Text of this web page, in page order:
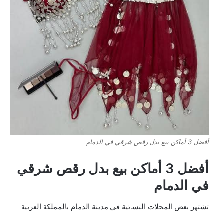
أفضل 3 أماكن بيع بدل رقص شرقي في الدمام
أفضل 3 أماكن بيع بدل رقص شرقي
في الدمام
تشتهر بعض المحلات النسائية في مدينة الدمام بالمملكة العربية